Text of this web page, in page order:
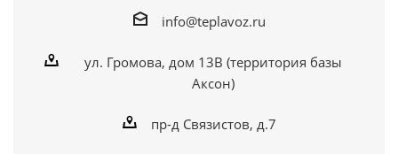
info@teplavoz.ru
ул. Громова, дом 13В (территория базы
Аксон)
пр-д Связистов, д.7